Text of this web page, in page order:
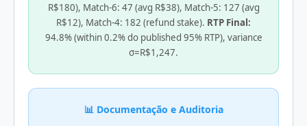
R$180), Match-6: 47 (avg R$38), Match-5: 127 (avg
R$12), Match-4: 182 (refund stake). RTP Final:
94.8% (within 0.2% do published 95% RTP), variance
σ=R$1,247.
📊 Documentação e Auditoria